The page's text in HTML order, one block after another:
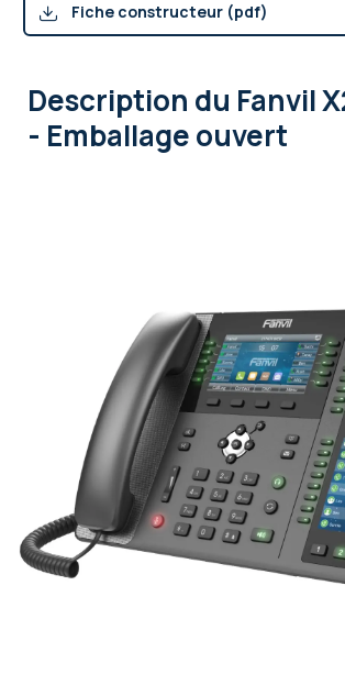
Fiche constructeur (pdf)
Description du Fanvil
- Emballage ouvert